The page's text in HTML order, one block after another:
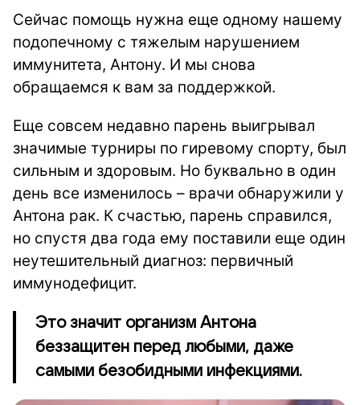
Сейчас помощь нужна еще одному нашему
подопечному с тяжелым нарушением
иммунитета, Антону. И мы снова
обращаемся к вам за поддержкой.
Еще совсем недавно парень выигрывал
значимые турниры по гиревому спорту, был
сильным и здоровым. Но буквально в один
день все изменилось – врачи обнаружили у
Антона рак. К счастью, парень справился,
но спустя два года ему поставили еще один
неутешительный диагноз: первичный
иммунодефицит.
Это значит организм Антона
беззащитен перед любыми, даже
самыми безобидными инфекциями.